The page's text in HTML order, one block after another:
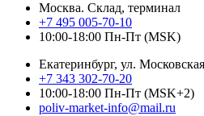
Москва. Склад, терминал
+7 495 005-70-10
10:00-18:00 Пн-Пт (MSK)
Екатеринбург, ул.
+7 343 302-70-20
10:00-18:00 Пн-Пт (MSK+2)
poliv-market-info@mail.ru